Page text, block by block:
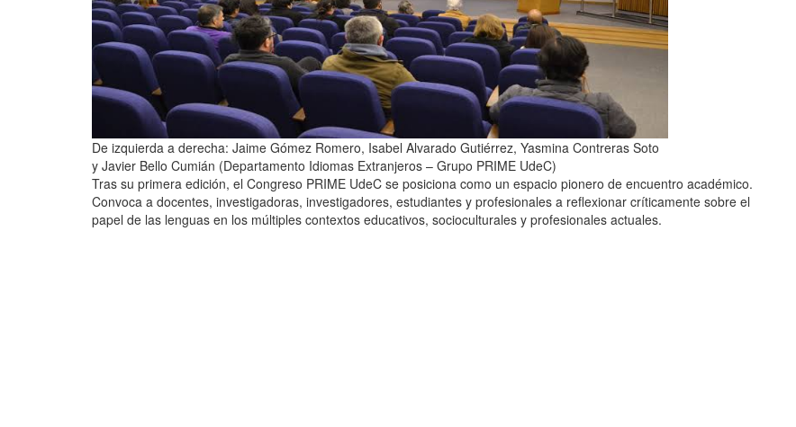
De izquierda a derecha: Jaime Gómez Romero, Isabel Alvarado Gutiérrez, Yasmina Contreras Soto
y Javier Bello Cumián (Departamento Idiomas Extranjeros – Grupo PRIME UdeC)
Tras su primera edición, el Congreso PRIME UdeC se posiciona como un espacio pionero de encuentro académico.
Convoca a docentes, investigadoras, investigadores, estudiantes y profesionales a reflexionar críticamente sobre el
papel de las lenguas en los múltiples contextos educativos, socioculturales y profesionales actuales.